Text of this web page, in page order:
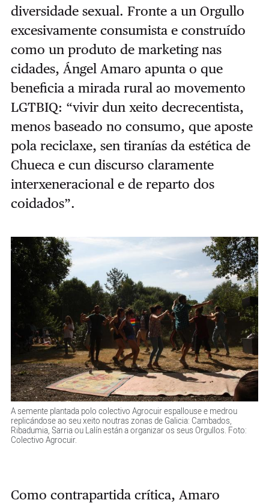
diversidade sexual. Fronte a un Orgullo
excesivamente consumista e construído
como un produto de marketing nas
cidades, Ángel Amaro apunta o que
beneficia a mirada rural ao movemento
LGTBIQ: “vivir dun xeito decrecentista,
menos baseado no consumo, que aposte
pola reciclaxe, sen tiranías da estética de
Chueca e cun discurso claramente
interxeneracional e de reparto dos
coidados”.
A semente plantada polo colectivo Agrocuir espallouse e medrou
replicándose ao seu xeito noutras zonas de Galicia: Cambados,
Ribadumia, Sarria ou Lalín están a organizar os seus Orgullos. Foto:
Colectivo Agrocuir.
Como contrapartida crítica, Amaro